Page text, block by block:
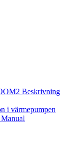
Beskrivning
i värmepumpen